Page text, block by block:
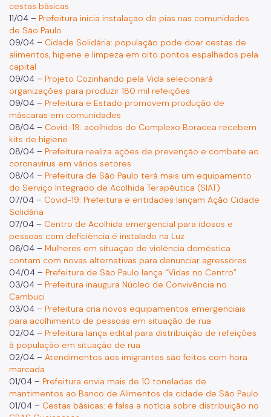
cestas básicas
11/04 – Prefeitura inicia instalação de pias nas comunidades
de São Paulo
09/04 – Cidade Solidária: população pode doar cestas de
alimentos, higiene e limpeza em oito pontos espalhados pela
capital
09/04 – Projeto Cozinhando pela Vida selecionará
organizações para produzir 180 mil refeições
09/04 – Prefeitura e Estado promovem produção de
máscaras em comunidades
08/04 – Covid-19: acolhidos do Complexo Boracea recebem
kits de higiene
08/04 – Prefeitura realiza ações de prevenção e combate ao
coronavírus em vários setores
08/04 – Prefeitura de São Paulo terá mais um equipamento
do Serviço Integrado de Acolhida Terapêutica (SIAT)
07/04 – Covid-19: Prefeitura e entidades lançam Ação Cidade
Solidária
07/04 – Centro de Acolhida emergencial para idosos e
pessoas com deficiência é instalado na Luz
06/04 – Mulheres em situação de violência doméstica
contam com novas alternativas para denunciar agressores
04/04 – Prefeitura de São Paulo lança “Vidas no Centro”
03/04 – Prefeitura inaugura Núcleo de Convivência no
Cambuci
03/04 – Prefeitura cria novos equipamentos emergenciais
para acolhimento de pessoas em situação de rua
02/04 – Prefeitura lança edital para distribuição de refeições
à população em situação de rua
02/04 – Atendimentos aos imigrantes são feitos com hora
marcada
01/04 – Prefeitura envia mais de 10 toneladas de
mantimentos ao Banco de Alimentos da cidade de São Paulo
01/04 – Cestas básicas: é falsa a notícia sobre distribuição no